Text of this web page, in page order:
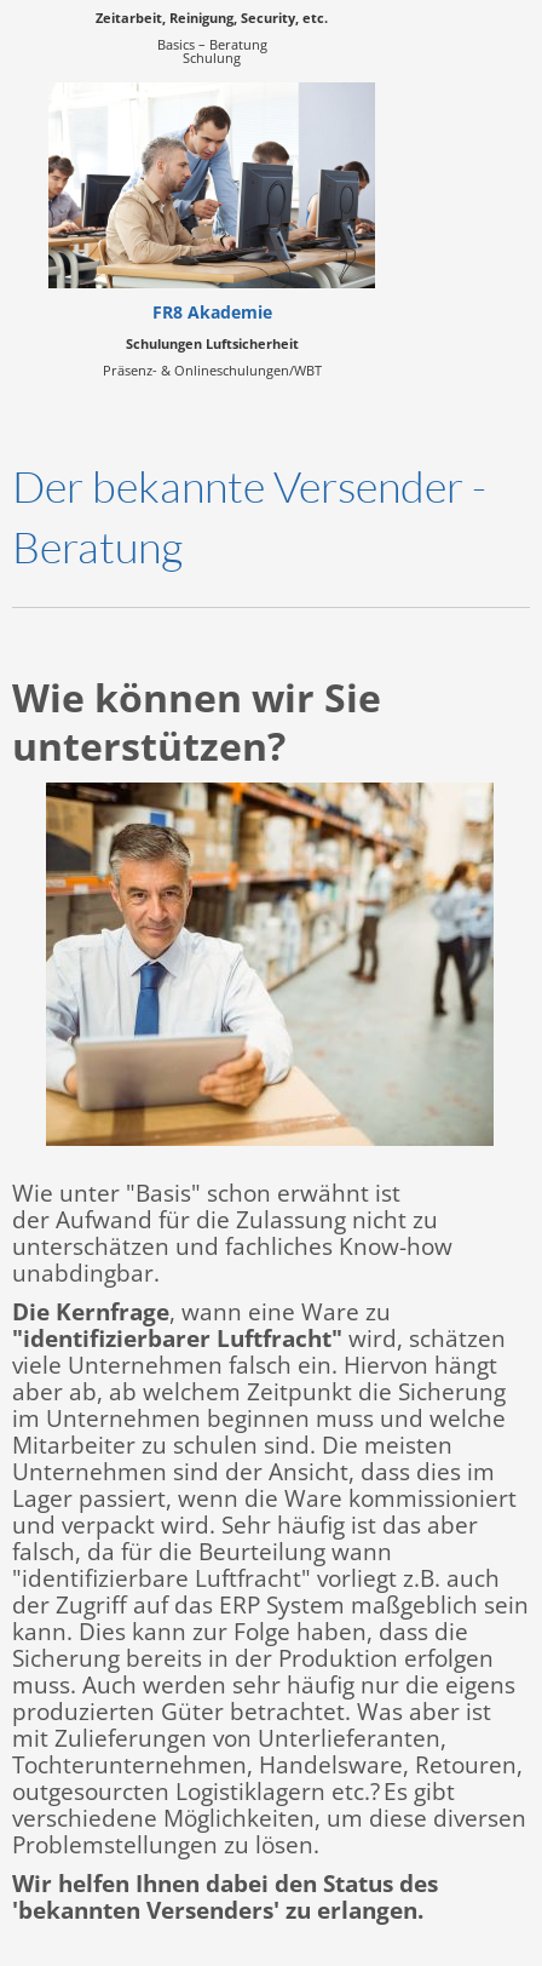
Zeitarbeit, Reinigung, Security, etc.
Basics – Beratung
Schulung
FR8 Akademie
Schulungen Luftsicherheit
Präsenz- & Onlineschulungen/WBT
Der bekannte Versender -
Beratung
Wie können wir Sie
unterstützen?
Wie unter "Basis" schon erwähnt ist
der Aufwand für die Zulassung nicht zu
unterschätzen und fachliches Know-how
unabdingbar.
Die Kernfrage, wann eine Ware zu
"identifizierbarer Luftfracht" wird, schätzen
viele Unternehmen falsch ein. Hiervon hängt
aber ab, ab welchem Zeitpunkt die Sicherung
im Unternehmen beginnen muss und welche
Mitarbeiter zu schulen sind. Die meisten
Unternehmen sind der Ansicht, dass dies im
Lager passiert, wenn die Ware kommissioniert
und verpackt wird. Sehr häufig ist das aber
falsch, da für die Beurteilung wann
"identifizierbare Luftfracht" vorliegt z.B. auch
der Zugriff auf das ERP System maßgeblich sein
kann. Dies kann zur Folge haben, dass die
Sicherung bereits in der Produktion erfolgen
muss. Auch werden sehr häufig nur die eigens
produzierten Güter betrachtet. Was aber ist
mit Zulieferungen von Unterlieferanten,
Tochterunternehmen, Handelsware, Retouren,
outgesourcten Logistiklagern etc.?Es gibt
verschiedene Möglichkeiten, um diese diversen
Problemstellungen zu lösen.
Wir helfen Ihnen dabei den Status des
'bekannten Versenders' zu erlangen.